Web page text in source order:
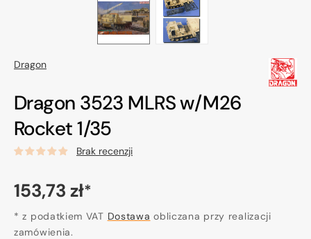
Dragon
Dragon 3523 MLRS w/M26
Rocket 1/35
Brak recenzji
Cena
regularna
153,73 zł*
* z podatkiem VAT Dostawa obliczana przy realizacji
zamówienia.